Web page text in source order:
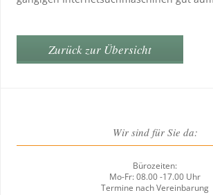
Zurück zur Übersicht
Wir sind für Sie da:
Bürozeiten:
Mo-Fr: 08.00 -17.00 Uhr
Termine nach Vereinbarung